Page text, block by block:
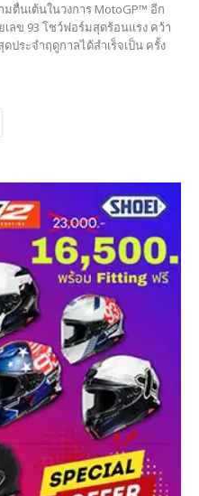
มตื่นเต้นในวงการ MotoGP™ อีก
ลข 93 โชว์ฟอร์มสุดร้อนแรง คว้า
ระจำฤดูกาลได้สำเร็จเป็น ครั้ง